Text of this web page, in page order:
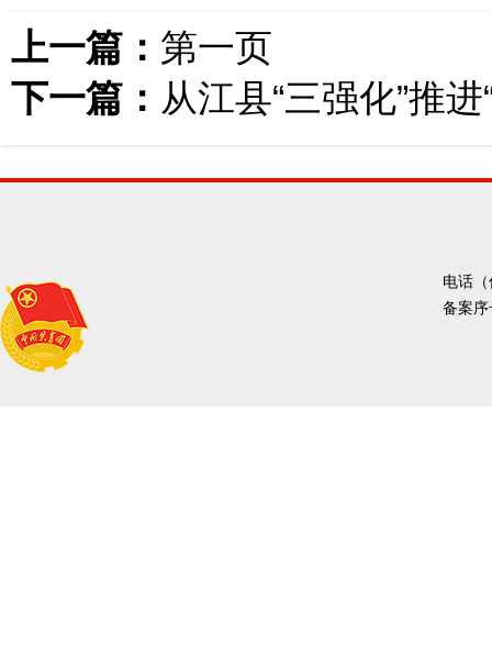
上一篇： 第一页
下一篇： 从江县“三强化”推
电话
备案序